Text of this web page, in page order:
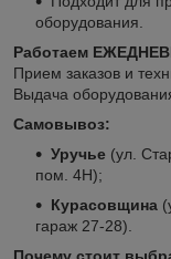
оборудования.
Работаем
Прием заказов и
Выдача
Самовывоз:
Уручье (ул.
пом. 4Н);
Курасовщина
гараж 27-28).
Почему стоит